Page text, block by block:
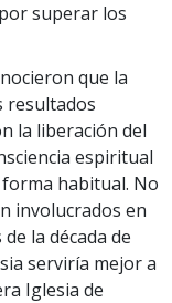
superar los
que la
resultados
la liberación del
espiritual
habitual. No
involucrados en
la década de
serviría mejor a
Iglesia de